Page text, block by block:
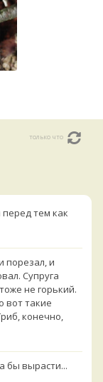
только что
перед тем как
порезал, и
Супруга
не горький.
вот такие
конечно,
бы вырасти...